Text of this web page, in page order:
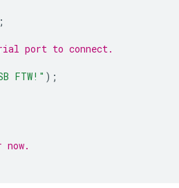
port to connect.
FTW!" );